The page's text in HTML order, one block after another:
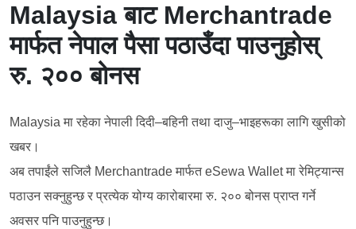
Malaysia बाट Merchantrade
मार्फत नेपाल पैसा पठाउँदा पाउनुहोस्
रु. २०० बोनस
Malaysia मा रहेका नेपाली दिदी–बहिनी तथा दाजु–भाइहरूका लागि खुसीको
खबर।
अब तपाईंले सजिलै Merchantrade मार्फत eSewa Wallet मा रेमिट्यान्स
पठाउन सक्नुहुन्छ र प्रत्येक योग्य कारोबारमा रु. २०० बोनस प्राप्त गर्ने
अवसर पनि पाउनुहुन्छ।